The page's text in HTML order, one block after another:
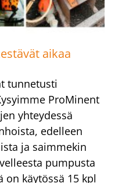
aikaa
tunnetusti
ProMinent
yhteydessä
edelleen
ja saimmekin
pumpusta
on käytössä 15 kpl